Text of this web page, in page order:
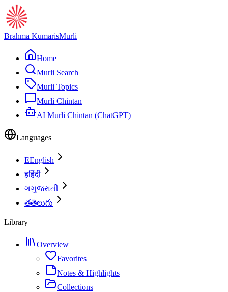
Brahma KumarisMurli
Home
Murli Search
Murli Topics
Murli Chintan
AI Murli Chintan (ChatGPT)
Languages
EEnglish
हहिंदी
ગગુજરાતી
తతెలుగు
Library
Overview
Favorites
Notes & Highlights
Collections